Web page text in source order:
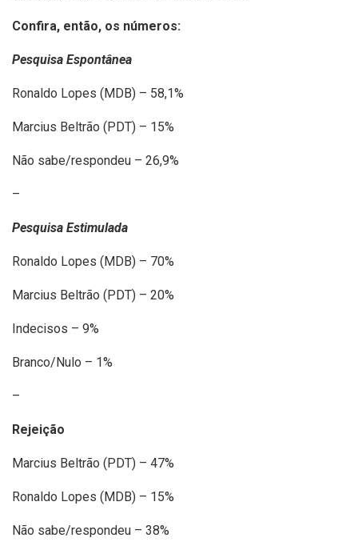
Confira, então, os números:
Pesquisa Espontânea
Ronaldo Lopes (MDB) – 58,1%
Marcius Beltrão (PDT) – 15%
Não sabe/respondeu – 26,9%
–
Pesquisa Estimulada
Ronaldo Lopes (MDB) – 70%
Marcius Beltrão (PDT) – 20%
Indecisos – 9%
Branco/Nulo – 1%
–
Rejeição
Marcius Beltrão (PDT) – 47%
Ronaldo Lopes (MDB) – 15%
Não sabe/respondeu – 38%